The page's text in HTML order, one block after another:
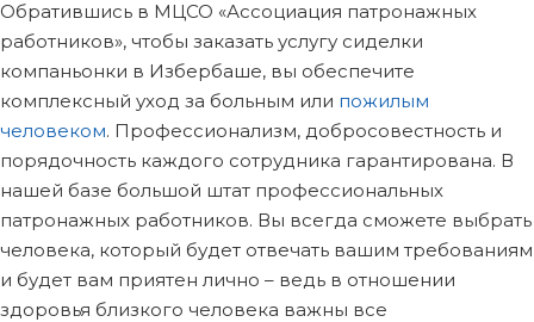
Обратившись в МЦСО «Ассоциация патронажных
работников», чтобы заказать услугу сиделки
компаньонки в Избербаше, вы обеспечите
комплексный уход за больным или пожилым
человеком. Профессионализм, добросовестность и
порядочность каждого сотрудника гарантирована. В
нашей базе большой штат профессиональных
патронажных работников. Вы всегда сможете выбрать
человека, который будет отвечать вашим требованиям
и будет вам приятен лично – ведь в отношении
здоровья близкого человека важны все